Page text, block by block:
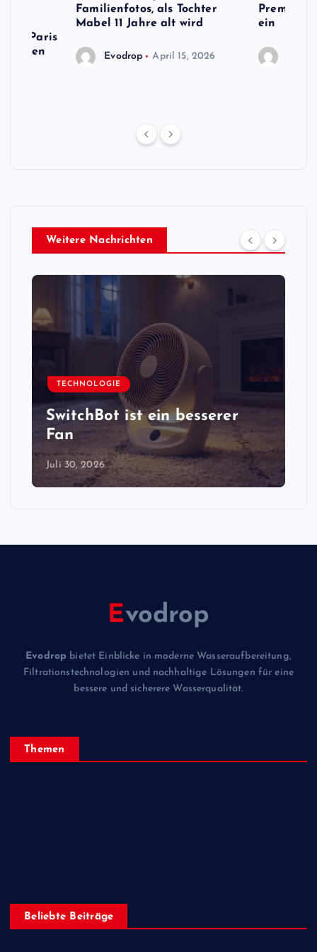
von Paris
neuen
Familienfotos, als Tochter
Mabel 11 Jahre alt wird
Evodrop April 15, 2026
ein
Weitere Nachrichten
TECHNOLOGIE
SwitchBot ist ein besserer
Fan
Juli 30, 2026
Evodrop
Evodrop bietet Einblicke in moderne Wasseraufbereitung,
Filtrationstechnologien und nachhaltige Lösungen für eine
bessere und sicherere Wasserqualität.
Themen
Beliebte Beiträge